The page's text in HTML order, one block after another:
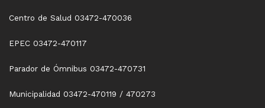
Centro de Salud 03472-470036
EPEC 03472-470117
Parador de Ómnibus 03472-470731
Municipalidad 03472-470119 / 470273